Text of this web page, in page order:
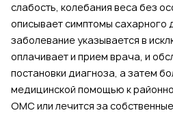
слабость, колебания веса без
описывает симптомы сахарного
заболевание указывается в
оплачивает и прием врача, и
постановки диагноза, а затем
медицинской помощью к
ОМС или лечится за